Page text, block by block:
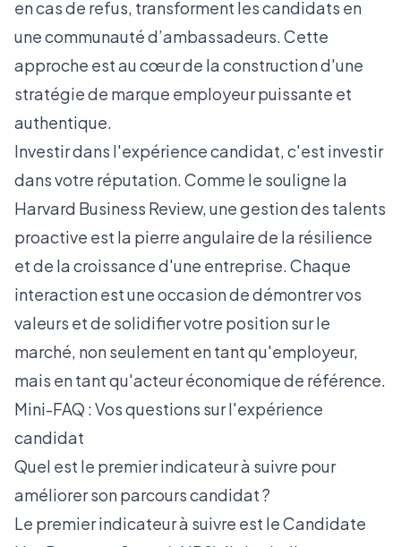
en cas de refus, transforment les candidats en
une communauté d’ambassadeurs. Cette
approche est au cœur de la construction d'une
stratégie de marque employeur puissante et
authentique.
Investir dans l'expérience candidat, c'est investir
dans votre réputation. Comme le souligne la
Harvard Business Review, une gestion des talents
proactive est la pierre angulaire de la résilience
et de la croissance d'une entreprise. Chaque
interaction est une occasion de démontrer vos
valeurs et de solidifier votre position sur le
marché, non seulement en tant qu'employeur,
mais en tant qu'acteur économique de référence.
Mini-FAQ : Vos questions sur l'expérience
candidat
Quel est le premier indicateur à suivre pour
améliorer son parcours candidat ?
Le premier indicateur à suivre est le Candidate